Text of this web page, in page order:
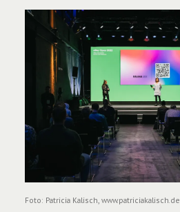
Foto: Patricia Kalisch, www.patriciakalisch.de